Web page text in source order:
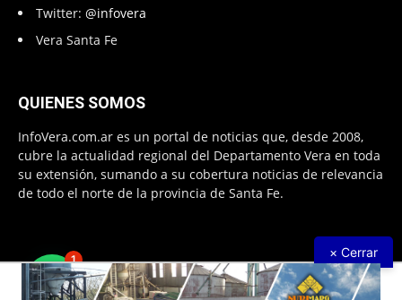
Twitter: @infovera
Vera Santa Fe
QUIENES SOMOS
InfoVera.com.ar es un portal de noticias que, desde 2008,
cubre la actualidad regional del Departamento Vera en toda
su extensión, sumando a su cobertura noticias de relevancia
de todo el norte de la provincia de Santa Fe.
Todos Los Derechos Reservados © 2008 – 2026. Infovera.com.ar -
× Cerrar
1